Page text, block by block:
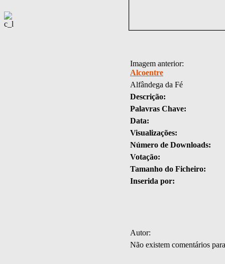
Imagem anterior:
Alcoentre
Alfândega da Fé
Descrição:
Palavras Chave:
Data:
Visualizações:
Número de Downloads:
Votação:
Tamanho do Ficheiro:
Inserida por:
Autor:
Não existem comentários